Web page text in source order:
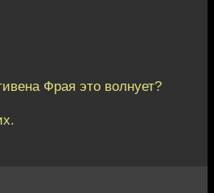
Фрая это волнует?